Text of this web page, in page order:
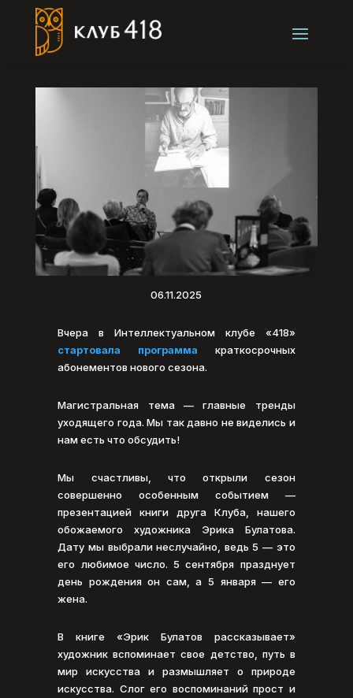
06.11.2025
Вчера в Интеллектуальном клубе «418»
стартовала программа краткосрочных
абонементов нового сезона.
Магистральная тема — главные тренды
уходящего года. Мы так давно не виделись и
нам есть что обсудить!
Мы счастливы, что открыли сезон
совершенно особенным событием —
презентацией книги друга Клуба, нашего
обожаемого художника Эрика Булатова.
Дату мы выбрали неслучайно, ведь 5 — это
его любимое число. 5 сентября празднует
день рождения он сам, а 5 января — его
жена.
В книге «Эрик Булатов рассказывает»
художник вспоминает свое детство, путь в
мир искусства и размышляет о природе
искусства. Слог его воспоминаний прост и